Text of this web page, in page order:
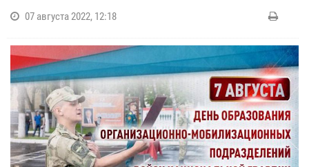
07 августа 2022, 12:18